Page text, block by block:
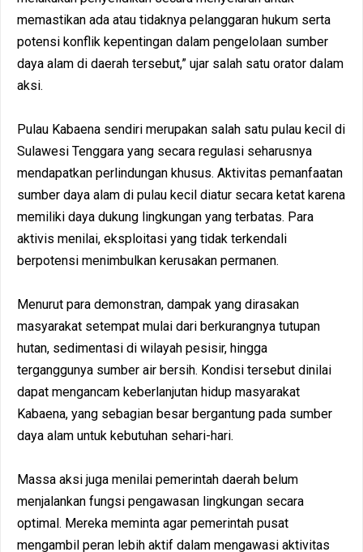
memastikan ada atau tidaknya pelanggaran hukum serta
potensi konflik kepentingan dalam pengelolaan sumber
daya alam di daerah tersebut,” ujar salah satu orator dalam
aksi.
Pulau Kabaena sendiri merupakan salah satu pulau kecil di
Sulawesi Tenggara yang secara regulasi seharusnya
mendapatkan perlindungan khusus. Aktivitas pemanfaatan
sumber daya alam di pulau kecil diatur secara ketat karena
memiliki daya dukung lingkungan yang terbatas. Para
aktivis menilai, eksploitasi yang tidak terkendali
berpotensi menimbulkan kerusakan permanen.
Menurut para demonstran, dampak yang dirasakan
masyarakat setempat mulai dari berkurangnya tutupan
hutan, sedimentasi di wilayah pesisir, hingga
terganggunya sumber air bersih. Kondisi tersebut dinilai
dapat mengancam keberlanjutan hidup masyarakat
Kabaena, yang sebagian besar bergantung pada sumber
daya alam untuk kebutuhan sehari-hari.
Massa aksi juga menilai pemerintah daerah belum
menjalankan fungsi pengawasan lingkungan secara
optimal. Mereka meminta agar pemerintah pusat
mengambil peran lebih aktif dalam mengawasi aktivitas